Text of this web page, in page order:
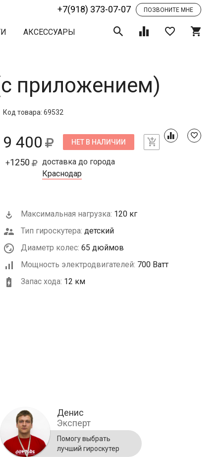
+7(918) 373-07-07 ПОЗВОНИТЕ МНЕ
АКСЕССУАРЫ
приложением)
Код товара: 69532
9 400 НЕТ В НАЛИЧИИ
+1250
доставка до города
Краснодар
Максимальная нагрузка: 120 кг
Тип гироскутера: детский
Диаметр колес: 65 дюймов
Мощность электродвигателей: 700 Ватт
Запас хода: 12 км
Денис
Эксперт
Помогу выбрать
лучший гироскутер